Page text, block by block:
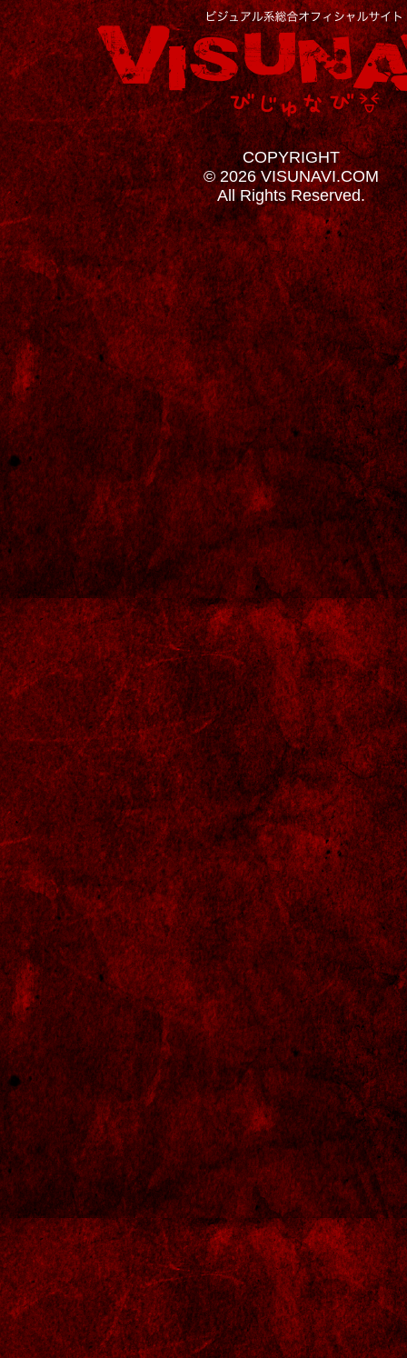
COPYRIGHT
© 2026 VISUNAVI.COM
All Rights Reserved.